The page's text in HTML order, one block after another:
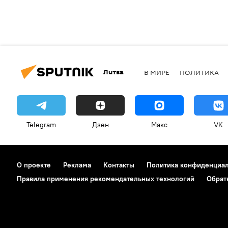
Литва В МИРЕ ПОЛИТИКА
Telegram Дзен Макс VK
О проекте Реклама Контакты Политика
Правила применения рекомендательных технологий